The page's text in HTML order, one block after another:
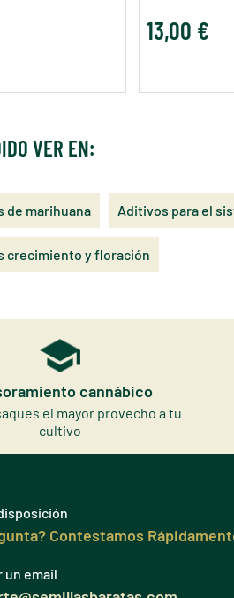
13,00 €
VER EN:
de marihuana Aditivos para el
crecimiento y floración
cannábico
el mayor provecho a tu
cultivo
Contestamos
un email